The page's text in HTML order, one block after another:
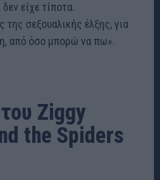
είχε τίποτα.
της σεξουαλικής έλξης, για
από όσο μπορώ να πω».
Ziggy
the Spiders